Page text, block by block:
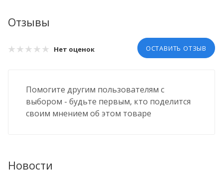
Отзывы
Нет оценок ОСТАВИТЬ ОТЗЫВ
Помогите другим пользователям с
выбором - будьте первым, кто поделится
своим мнением об этом товаре
Новости